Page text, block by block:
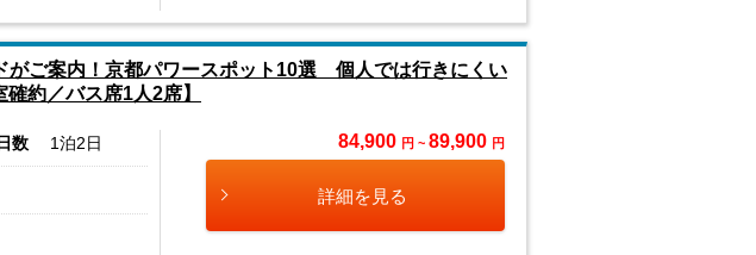
がご案内！京都パワースポット10選 個人では行きにくい
約／バス席1人2席】
数 1泊2日 84,900 円 ~ 89,900 円
詳細を見る